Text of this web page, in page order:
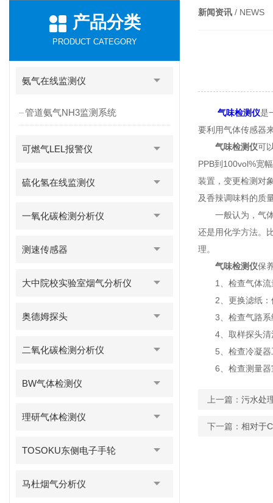
产品分类
PRODUCT CATEGORY
氨气在线监测仪
管道氨气NH3监测系统
可燃气LEL报警仪
硫化氢在线监测仪
一氧化碳检测分析仪
测速传感器
大中院校实验室烟气分析仪
奥德姆探头
二氧化碳检测分析仪
BW气体检测仪
理研气体检测仪
TOSOKU东侧电子手轮
马杜烟气分析仪
新闻资讯 / NEWS
气味检测仪是
要利用气体传感器
气味检测仪可
PPB到100vol%宽
装置，变更检测对
及香辣调味料的质
一般认为，气体
还是用化学方法。
理。
气味检测仪保
1、检查气体流
2、更换滤纸：
3、检查气路系统
4、取样探头清
5、检查冷凝器
6、检查测量器
上一篇： 污水处
下一篇： 相对于